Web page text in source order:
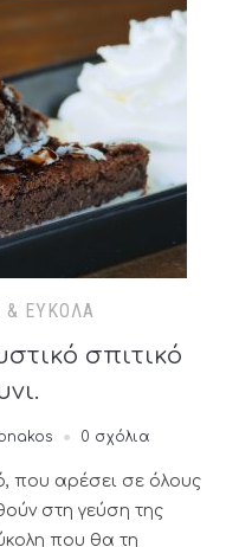
& ΕΎΚΟΛΑ
σπιτικό
0 σχόλια
που αρέσει σε όλους
στη γεύση της
που θα τη